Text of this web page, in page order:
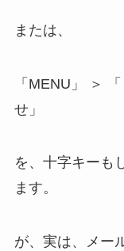
または、
「MENU」 ＞
せ」
を、十字キーも
ます。
が、実は、メー